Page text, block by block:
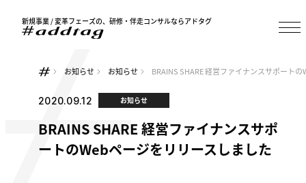
新規事業 / 変革フェーズの、研修・伴走コンサルならアドタグ
お知らせ お知らせ BRAINS SHARE 経営ファイナンスサポート
2020.09.12 お知らせ
BRAINS SHARE 経営ファイナンスサポ
ートのWebページをリリースしました